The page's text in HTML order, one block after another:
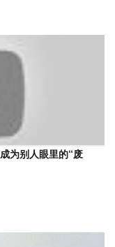
为别人眼里的“废